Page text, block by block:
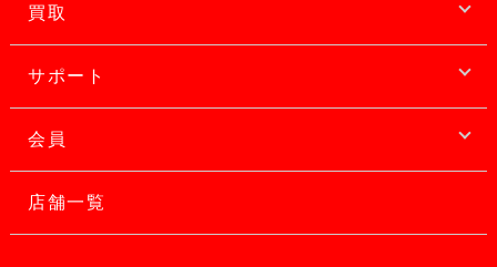
買取
サポート
会員
店舗一覧